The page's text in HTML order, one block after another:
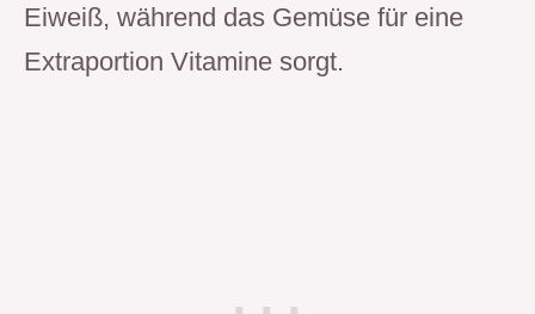
Eiweiß, während das Gemüse für eine
Extraportion Vitamine sorgt.